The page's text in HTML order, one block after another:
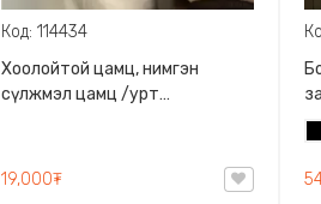
Код: 114434
Хоолойтой цамц, нимгэн
сүлжмэл цамц /урт
19,000₮